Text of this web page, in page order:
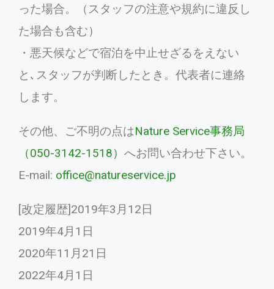
った場合。（スタッフの注意や規約に違反し
た場合も含む）
・悪天候などで宿泊を中止せざるをえない
と､スタッフが判断したとき。代表者に連絡
します。
その他、ご不明の点はNature Service事務局
（050-3142-1518） へお問い合わせ下さい。
E-mail: office@natureservice.jp
[改定履歴]2019年3月12日
2019年4月1日
2020年11月21日
2022年4月1日